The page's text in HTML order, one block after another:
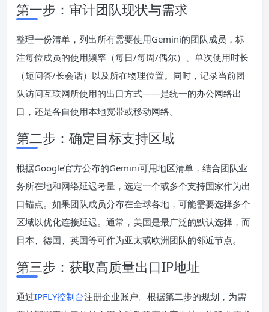
第一步：审计团队现状与需求
整理一份清单，列出所有需要使用Gemini的团队成员，标
注每位成员的使用频率（每日/每周/偶尔）、单次使用时长
（短问答/长会话）以及所在物理位置。同时，记录当前团
队访问互联网所使用的出口方式——是统一的办公网络出
口，还是各自使用本地宽带或移动网络。
第二步：确定目标支持区域
根据Google官方公布的Gemini可用地区清单，结合团队业
务所在地和网络延迟考量，选定一个或多个支持国家作为出
口锚点。如果团队成员分布在全球各地，可能需要选择多个
区域以优化连接延迟。通常，美国是最广泛的默认选择，而
日本、德国、英国等可作为亚太或欧洲团队的邻近节点。
第三步：获取高质量出口IP地址
通过IPFLY控制台注册企业账户。根据第二步的规划，为需